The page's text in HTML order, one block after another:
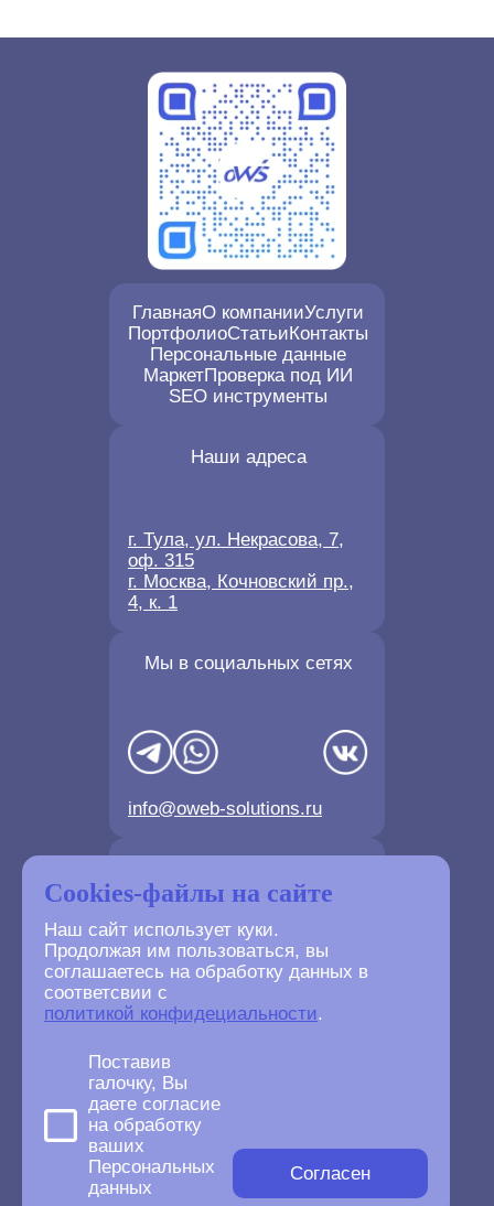
Cookies-файлы на сайте
Наш сайт использует куки.
Продолжая им пользоваться, вы
соглашаетесь на обработку данных в
соответсвии с
политикой конфидециальности.
Поставив
галочку, Вы
даете согласие
на обработку
ваших
Персональных
данных
Согласен
2007-2026
oWeb Solutions.ru.
All right reserved.
ГлавнаяО компанииУслуги
ПортфолиоСтатьиКонтакты
Персональные данные
МаркетПроверка под ИИ
SEO инструменты
Мы в социальных сетях
info@oweb-solutions.ru
Наши адреса
г. Тула, ул. Некрасова, 7,
оф. 315
г. Москва, Кочновский пр.,
4, к. 1
+7(4872) 702-730
+7(499) 677-61-84